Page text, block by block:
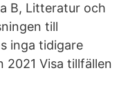
B, Litteratur och
till
inga tidigare
Visa tillfällen